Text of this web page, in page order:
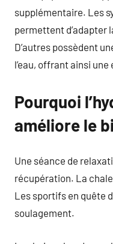
supplémentaire. Les
permettent d’adapter
D’autres possèdent
l’eau, offrant ainsi
Pourquoi
améliore le
Une séance de
récupération. La
Les sportifs en quête
soulagement.